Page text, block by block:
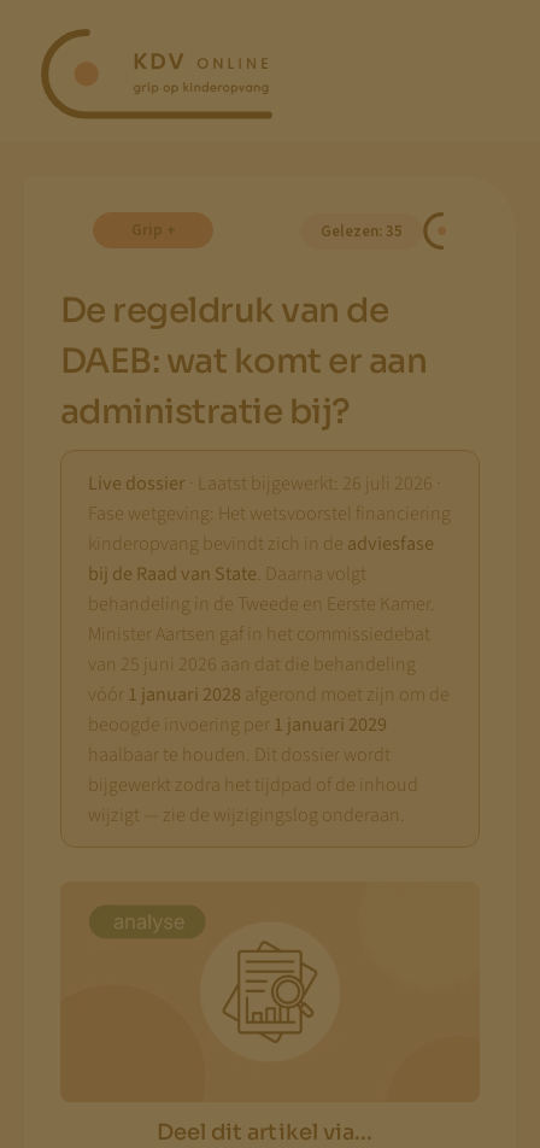
inhoud
Grip + Gelezen: 35
De regeldruk van de
DAEB: wat komt er aan
administratie bij?
Live dossier · Laatst bijgewerkt: 26 juli 2026 ·
Fase wetgeving: Het wetsvoorstel financiering
kinderopvang bevindt zich in de adviesfase
bij de Raad van State. Daarna volgt
behandeling in de Tweede en Eerste Kamer.
Minister Aartsen gaf in het commissiedebat
van 25 juni 2026 aan dat die behandeling
vóór1 januari 2028 afgerond moet zijn om de
beoogde invoering per1 januari 2029
haalbaar te houden. Dit dossier wordt
bijgewerkt zodra het tijdpad of de inhoud
wijzigt — zie de wijzigingslog onderaan.
Deel dit artikel via...